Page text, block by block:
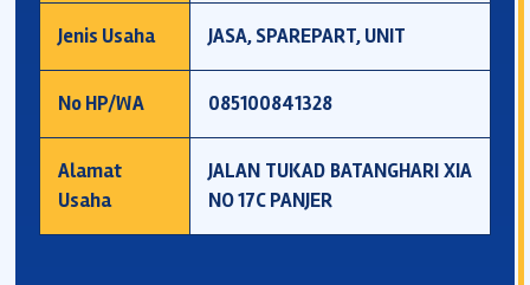
Jenis Usaha JASA, SPAREPART, UNIT
No HP/WA 085100841328
Alamat
Usaha
JALAN TUKAD BATANGHARI XIA
NO 17C PANJER